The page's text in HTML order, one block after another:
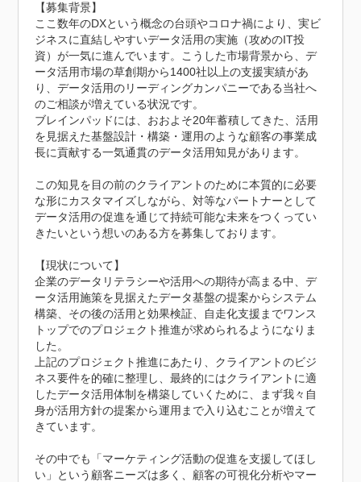
【募集背景】
ここ数年のDXという概念の台頭やコロナ禍により、実ビ
ジネスに直結しやすいデータ活用の実施（攻めのIT投
資）が一気に進んでいます。こうした市場背景から、デ
ータ活用市場の草創期から1400社以上の支援実績があ
り、データ活用のリーディングカンパニーである当社へ
のご相談が増えている状況です。
ブレインパッドには、おおよそ20年蓄積してきた、活用
を見据えた基盤設計・構築・運用のような顧客の事業成
長に貢献する一気通貫のデータ活用知見があります。
この知見を目の前のクライアントのために本質的に必要
な形にカスタマイズしながら、対等なパートナーとして
データ活用の促進を通じて持続可能な未来をつくってい
きたいという想いのある方を募集しております。
【現状について】
企業のデータリテラシーや活用への期待が高まる中、デ
ータ活用施策を見据えたデータ基盤の提案からシステム
構築、その後の活用と効果検証、自走化支援までワンス
トップでのプロジェクト推進が求められるようになりま
した。
上記のプロジェクト推進にあたり、クライアントのビジ
ネス要件を的確に整理し、最終的にはクライアントに適
したデータ活用体制を構築していくために、まず我々自
身が活用方針の提案から運用まで入り込むことが増えて
きています。
その中でも「マーケティング活動の促進を支援してほし
い」という顧客ニーズは多く、顧客の可視化分析やマー